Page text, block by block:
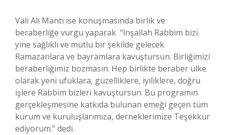
Vali Ali Mantı ise konuşmasında birlik ve
beraberliğe vurgu yaparak “İnşallah Rabbim bizi
yine sağlıklı ve mutlu bir şekilde gelecek
Ramazanlara ve bayramlara kavuştursun. Birliğimizi
beraberliğimiz bozmasın. Hep birlikte beraber ülke
olarak yeni ufuklara, güzelliklere, iyiliklere, doğru
işlere Rabbim bizleri kavuştursun. Bu programın
gerçekleşmesine katkıda bulunan emeği geçen tüm
kurum ve kuruluşlarımıza, derneklerimize Teşekkür
ediyorum.” dedi.